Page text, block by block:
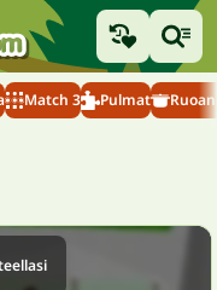
Match 3 Pulmat